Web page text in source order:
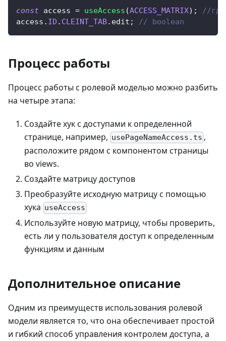
const access = useAccess (ACCESS_MATRIX) ;
//где
access . ID . CLEINT_TAB. edit ; // boolean
Процесс работы
Процесс работы с ролевой моделью можно разбить
на четыре этапа:
Создайте хук с доступами к определенной
странице, например, usePageNameAccess.ts ,
расположите рядом с компонентом страницы
во views.
Создайте матрицу доступов
Преобразуйте исходную матрицу с помощью
хука useAccess
Используйте новую матрицу, чтобы проверить,
есть ли у пользователя доступ к определенным
функциям и данным
Дополнительное описание
Одним из преимуществ использования ролевой
модели является то, что она обеспечивает простой
и гибкий способ управления контролем доступа, а